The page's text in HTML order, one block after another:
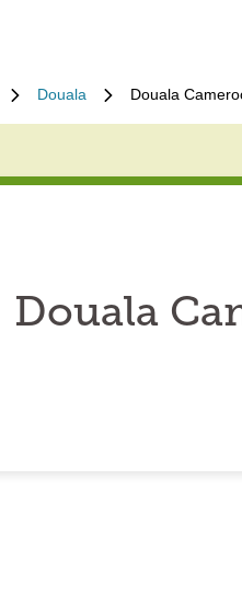
Douala Douala
Douala